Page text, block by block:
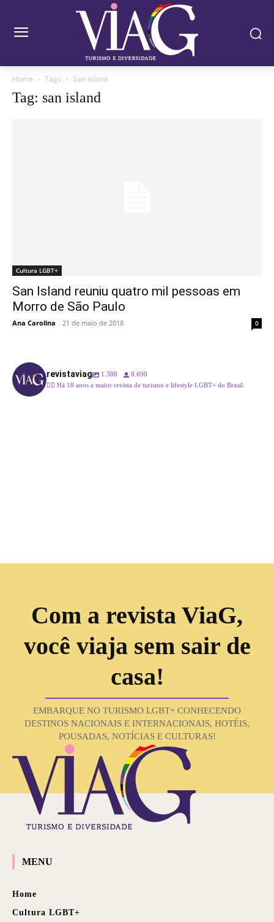
Home Tags San island
Tag: san island
Cultura LGBT+
San Island reuniu quatro mil pessoas em
Morro de São Paulo
Ana Carolina - 21 de maio de 2018 0
revistaviag 1.388
8.690
🏳️‍🌈 Há 18 anos a maior revista de turismo e lifestyle LGBT+ do Brasil.
Com a revista ViaG,
você viaja sem sair de
casa!
EMBARQUE NO TURISMO LGBT+ CONHECENDO
DESTINOS NACIONAIS E INTERNACIONAIS, HOTÉIS,
POUSADAS, NOTÍCIAS E CULTURAS!
MENU
Home
Cultura LGBT+